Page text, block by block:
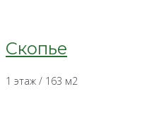
Скопье
1 этаж / 163 м2